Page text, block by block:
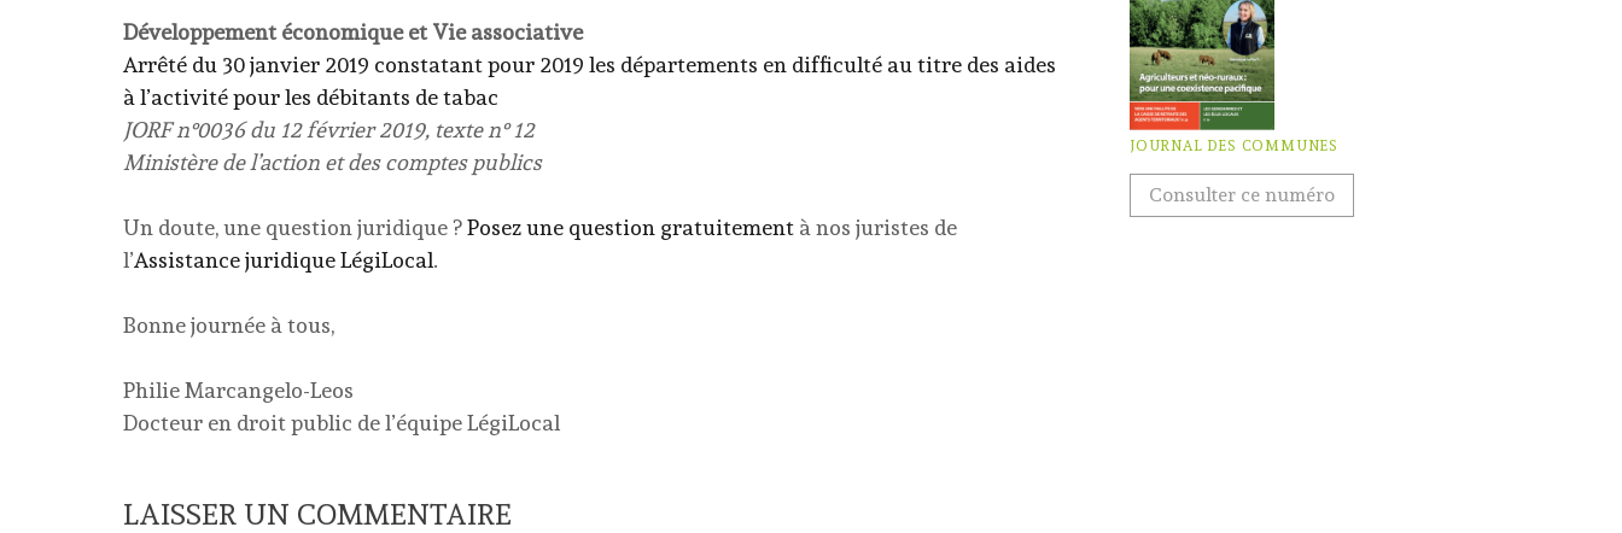
Développement économique et Vie associative
Arrêté du 30 janvier 2019 constatant pour 2019 les départements en difficulté au titre des aides
à l’activité pour les débitants de tabac
JORF n°0036 du 12 février 2019, texte n° 12
Ministère de l’action et des comptes publics
Un doute, une question juridique ?Posez une question gratuitement à nos juristes de
l’Assistance juridique LégiLocal.
Bonne journée à tous,
Philie Marcangelo-Leos
Docteur en droit public de l’équipe LégiLocal
LAISSER UN COMMENTAIRE
JOURNAL DES COMMUNES
Consulter ce numéro